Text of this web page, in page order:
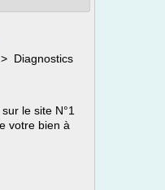
Diagnostics
le site N°1
votre bien à